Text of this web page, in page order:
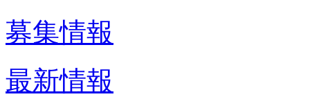
募集情報
最新情報